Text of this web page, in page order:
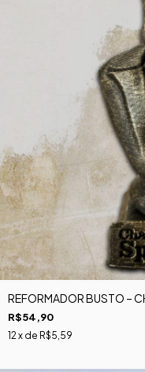
REFORMADOR BUSTO –
R$54,90
12x de R$5,59